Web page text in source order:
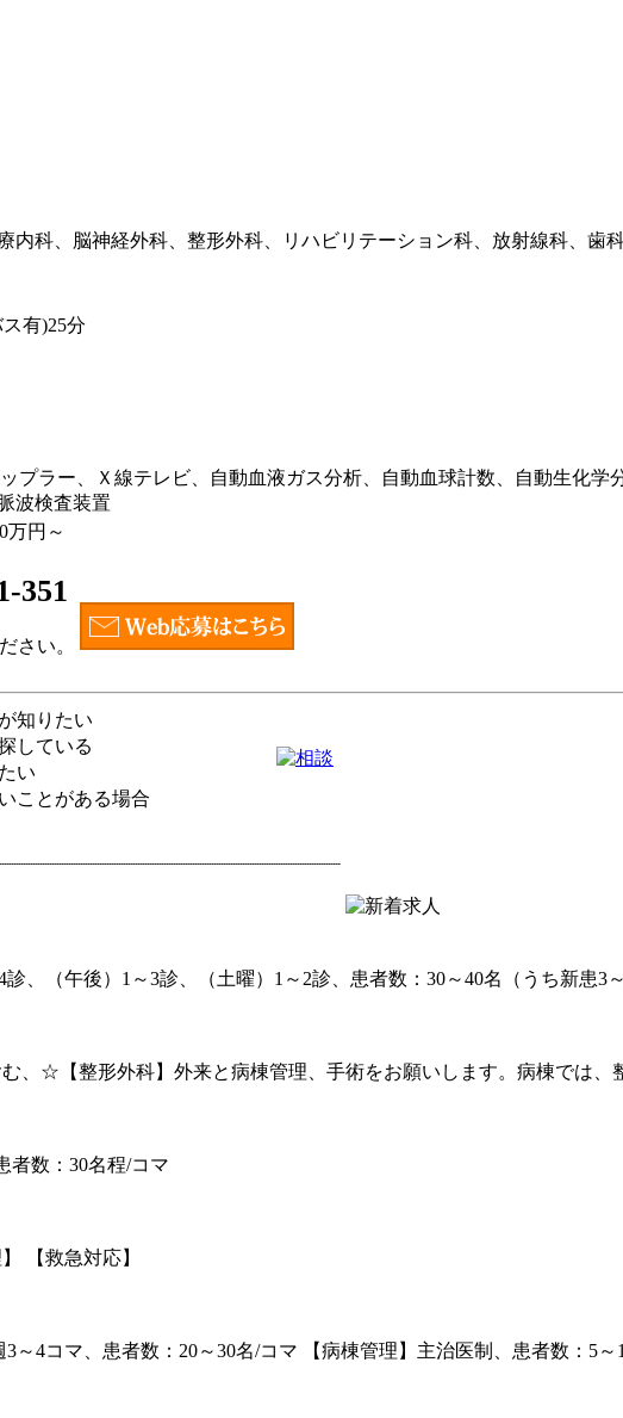
内科、脳神経外科、整形外科、リハビリテーション科、放射線科、歯
有)25分
プラー、Ｘ線テレビ、自動血液ガス分析、自動血球計数、自動生化
波検査装置
万円～
351
さい。
知りたい
している
い
ことがある場合
、（午後）1～3診、（土曜）1～2診、患者数：30～40名（うち新患3
、☆【整形外科】外来と病棟管理、手術をお願いします。病棟では、
者数：30名程/コマ
【救急対応】
～4コマ、患者数：20～30名/コマ 【病棟管理】主治医制、患者数：5～